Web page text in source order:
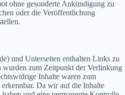
ohne gesonderte Ankündigung zu
oder die Veröffentlichung
und Unterseiten enthalten Links zu
wurden zum Zeitpunkt der Verlinkung
Inhalte waren zum
Da wir auf die Inhalte